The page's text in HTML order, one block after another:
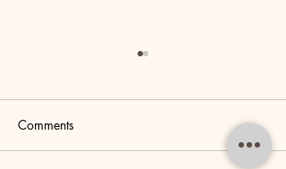
חמלה
Comments